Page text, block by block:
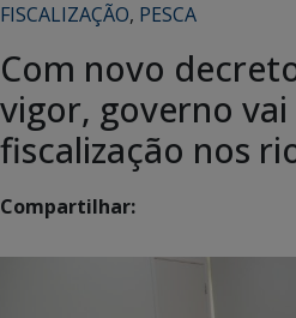
FISCALIZAÇÃO, PESCA
Com novo
vigor, governo
fiscalização nos
Compartilhar: